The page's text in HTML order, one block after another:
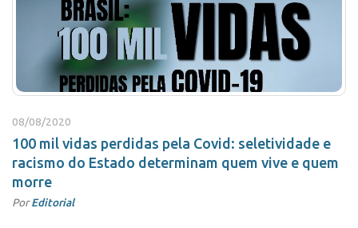
08/08/2020
100 mil vidas perdidas pela Covid: seletividade e
racismo do Estado determinam quem vive e quem
morre
PorEditorial